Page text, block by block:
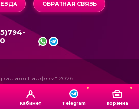
ОБРАТНАЯ СВЯЗЬ
Парфюм" 2026
Кабинет Telegram Корзина